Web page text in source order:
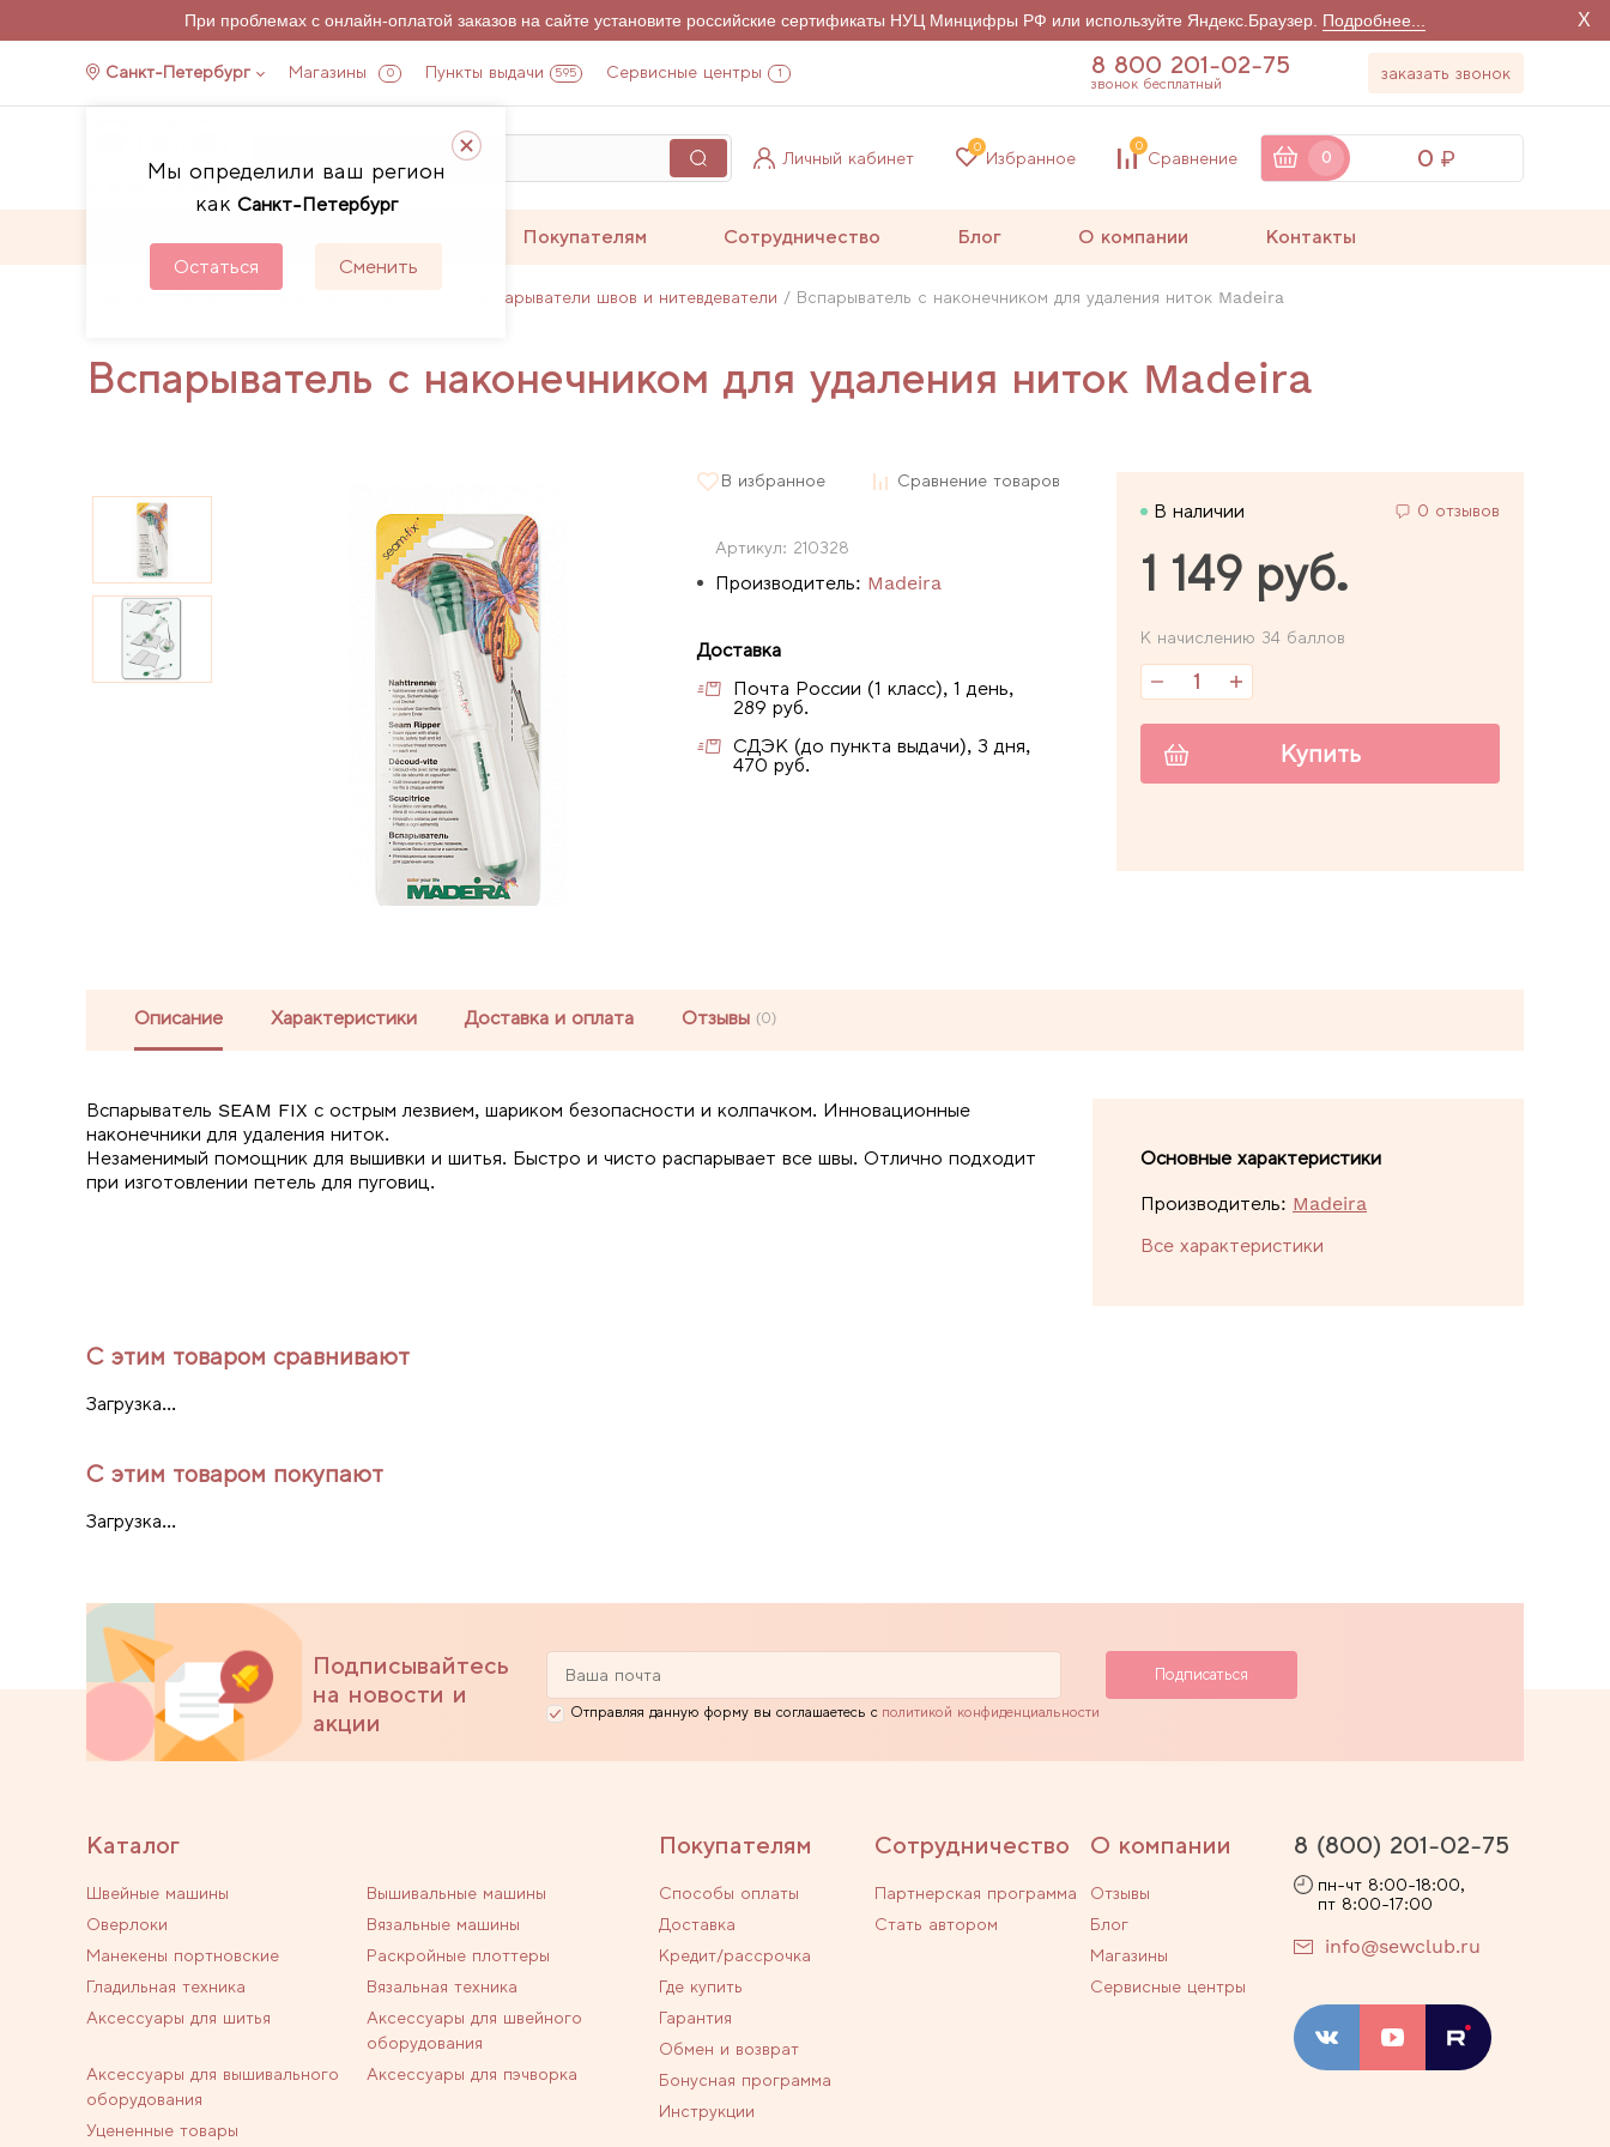
При проблемах с онлайн-оплатой заказов на сайте установите российские сертификаты НУЦ Минцифры РФ или используйте Яндекс.Браузер. Подробнее... X
Санкт-Петербург Магазины 0 Пункты выдачи 595 Сервисные центры 1
Мы определили ваш регион
как Санкт-Петербург
Остаться Сменить
8 800 201-02-75
звонок бесплатный
заказать звонок
Личный кабинет Избранное
0
Сравнение
0
0 0
Покупателям Сотрудничество Блог О компании Контакты
Каталог Аксессуары для шитья Вспарыватели швов и нитевдеватели Вспарыватель с наконечником для удаления ниток Madeira
Вспарыватель с наконечником для удаления ниток Madeira
В избранное Сравнение товаров
Артикул: 210328
Производитель: Madeira
Доставка
Почта России (1 класс), 1 день,
289 руб.
СДЭК (до пункта выдачи), 3 дня,
470 руб.
В наличии 0 отзывов
1 149 руб.
К начислению 34 баллов
Купить
Описание Характеристики Доставка и оплата Отзывы (0)
Вспарыватель SEAM FIX с острым лезвием, шариком безопасности и колпачком. Инновационные
наконечники для удаления ниток.
Незаменимый помощник для вышивки и шитья. Быстро и чисто распарывает все швы. Отлично подходит
при изготовлении петель для пуговиц.
Основные характеристики
Производитель: Madeira
Все характеристики
С этим товаром сравнивают
Загрузка...
С этим товаром покупают
Загрузка...
Подписывайтесь
на новости и
акции
Отправляя данную форму вы соглашаетесь с политикой конфиденциальности
Каталог
Швейные машины
Вышивальные машины
Оверлоки
Вязальные машины
Манекены портновские
Раскройные плоттеры
Гладильная техника
Вязальная техника
Аксессуары для шитья
Аксессуары для швейного
оборудования
Аксессуары для вышивального
оборудования
Аксессуары для пэчворка
Уцененные товары
Покупателям
Способы оплаты
Доставка
Кредит/рассрочка
Где купить
Гарантия
Обмен и возврат
Бонусная программа
Инструкции
Сотрудничество
Партнерская программа
Стать автором
О компании
Отзывы
Блог
Магазины
Сервисные центры
8 (800) 201-02-75
пн-чт 8:00-18:00,
пт 8:00-17:00
info@sewclub.ru